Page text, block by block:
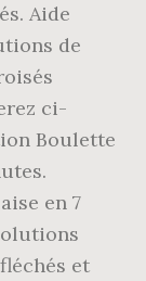
Aide
de
ci-
Boulette
en 7
et